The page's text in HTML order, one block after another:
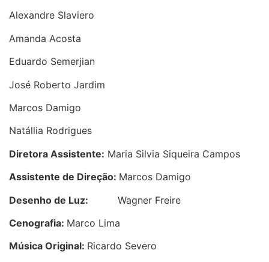
Alexandre Slaviero
Amanda Acosta
Eduardo Semerjian
José Roberto Jardim
Marcos Damigo
Natállia Rodrigues
Diretora Assistente: Maria Silvia Siqueira Campos
Assistente de Direção: Marcos Damigo
Desenho de Luz:
Wagner Freire
Cenografia: Marco Lima
Música Original: Ricardo Severo